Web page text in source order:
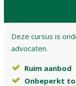
Deze cursus is
advocaten.
Ruim aanbod
Onbeperkt